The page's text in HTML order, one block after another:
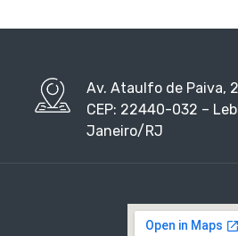
Av. Ataulfo de Paiva,
CEP: 22440-032 –
Janeiro/RJ